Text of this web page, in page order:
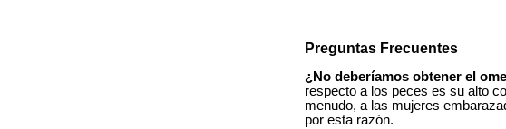
Preguntas Frecuentes
¿No deberíamos obtener el
respecto a los peces es su alto
menudo, a las mujeres
por esta razón.